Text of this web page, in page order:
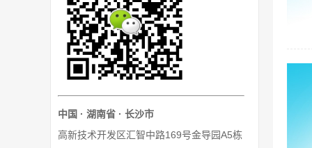
中国 · 湖南省 · 长沙市
高新技术开发区汇智中路169号金导园A5栋